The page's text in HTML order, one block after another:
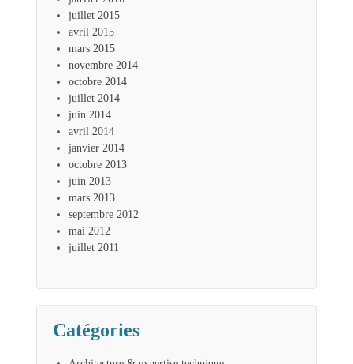
juillet 2015
avril 2015
mars 2015
novembre 2014
octobre 2014
juillet 2014
juin 2014
avril 2014
janvier 2014
octobre 2013
juin 2013
mars 2013
septembre 2012
mai 2012
juillet 2011
Catégories